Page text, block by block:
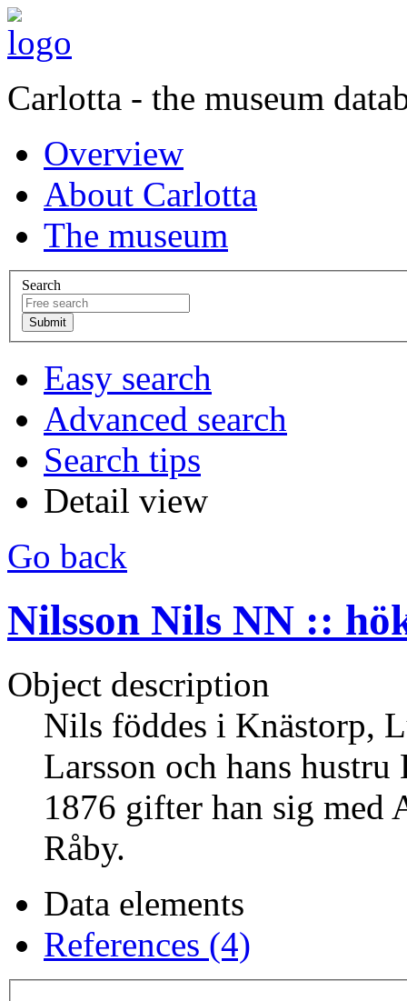
Carlotta - the museum
Overview
About Carlotta
The museum
Search
Easy search
Advanced search
Search tips
Detail view
Go back
Nilsson Nils NN ::
Object description
Nils föddes i Knästorp,
Larsson och hans
1876 gifter han sig med
Råby.
Data elements
References (4)